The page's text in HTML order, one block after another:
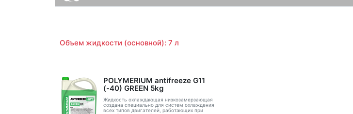
Объем жидкости (основной): 7 л
POLYMERIUM antifreeze G11
(-40) GREEN 5kg
Жидкость охлаждающая низкозамерзающая
создана специально для систем охлаждения
всех типов двигателей, работающих при